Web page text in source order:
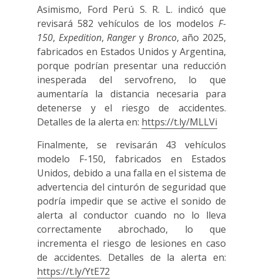
Asimismo, Ford Perú S. R. L. indicó que
revisará 582 vehículos de los modelos F-
150, Expedition,Rangery Bronco, año 2025,
fabricados en Estados Unidos y Argentina,
porque podrían presentar una reducción
inesperada del servofreno, lo que
aumentaría la distancia necesaria para
detenerse y el riesgo de accidentes.
Detalles de la alerta en: https://t.ly/MLLVi
Finalmente, se revisarán 43 vehículos
modelo F-150, fabricados en Estados
Unidos, debido a una falla en el sistema de
advertencia del cinturón de seguridad que
podría impedir que se active el sonido de
alerta al conductor cuando no lo lleva
correctamente abrochado, lo que
incrementa el riesgo de lesiones en caso
de accidentes. Detalles de la alerta en:
https://t.ly/YtE72